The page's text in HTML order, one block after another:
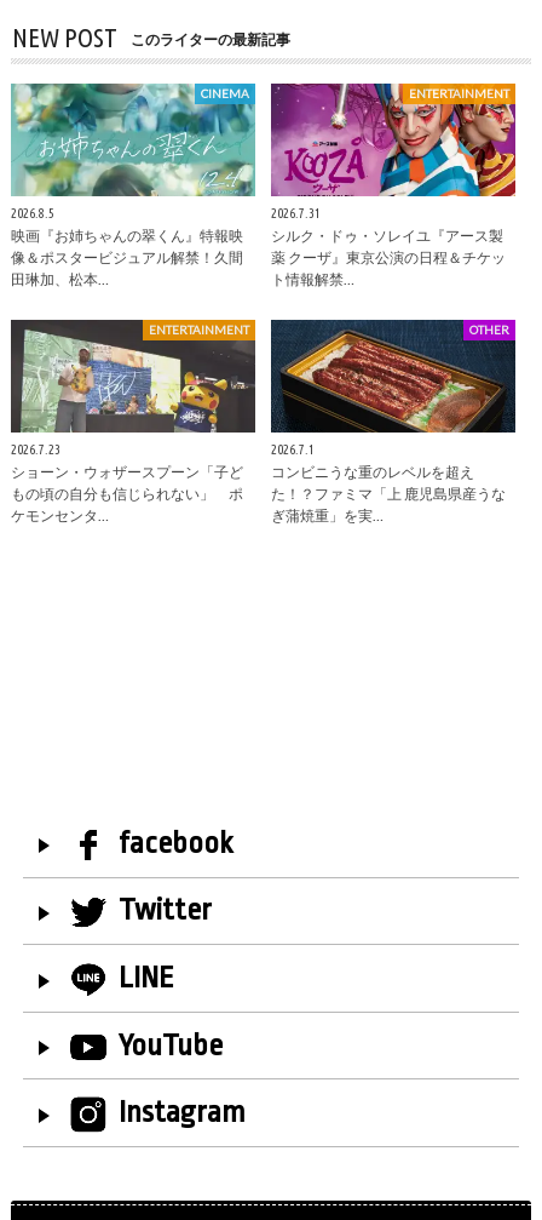
NEW POST このライターの最新記事
CINEMA
2026.8.5
映画『お姉ちゃんの翠くん』特報映
像＆ポスタービジュアル解禁！久間
田琳加、松本…
ENTERTAINMENT
2026.7.31
シルク・ドゥ・ソレイユ『アース製
薬 クーザ』東京公演の日程＆チケッ
ト情報解禁…
ENTERTAINMENT
2026.7.23
ショーン・ウォザースプーン「子ど
もの頃の自分も信じられない」 ポ
ケモンセンタ…
OTHER
2026.7.1
コンビニうな重のレベルを超え
た！？ファミマ「上 鹿児島県産うな
ぎ蒲焼重」を実…
facebook
Twitter
LINE
YouTube
Instagram